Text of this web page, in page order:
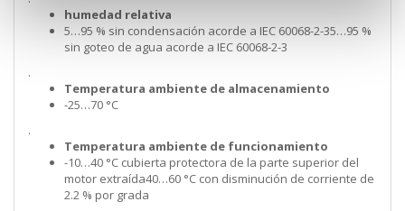
humedad relativa
5…95 % sin condensación acorde a IEC 60068-2-35…95 %
sin goteo de agua acorde a IEC 60068-2-3
.
Temperatura ambiente de almacenamiento
-25…70 °C
.
Temperatura ambiente de funcionamiento
-10…40 °C cubierta protectora de la parte superior del
motor extraída40…60 °C con disminución de corriente de
2.2 % por grada